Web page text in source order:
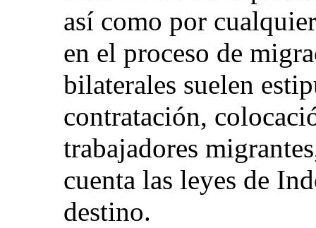
así como por
en el proceso de
bilaterales suelen
contratación,
trabajadores
cuenta las leyes de
destino.